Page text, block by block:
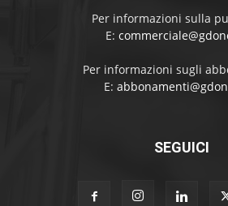
Per informazioni sulla
E:
Per informazioni sugli
E:
SEGUICI